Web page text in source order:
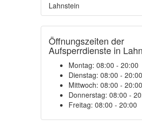
Öffnungszeiten der
Aufsperrdienste in
Montag: 08:00 - 20:00
Dienstag: 08:00 - 20:00
Mittwoch: 08:00 - 20:00
Donnerstag: 08:00 -
Freitag: 08:00 - 20:00